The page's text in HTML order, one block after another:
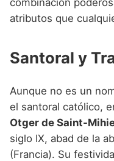
atributos que
Santoral y
Aunque no es un
el santoral católico,
Otger de Saint-
siglo IX, abad de la
(Francia). Su